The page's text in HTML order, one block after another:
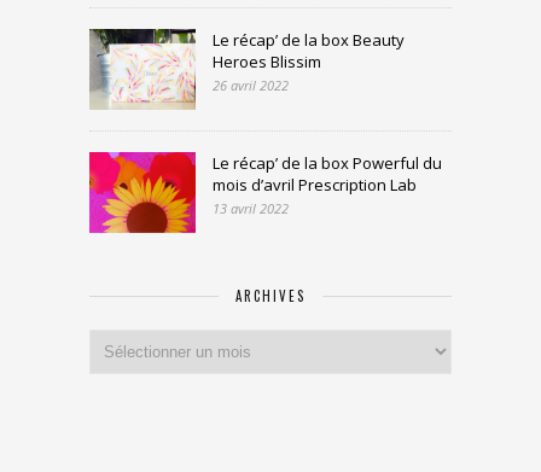
Le récap’ de la box Beauty
Heroes Blissim
26 avril 2022
Le récap’ de la box Powerful du
mois d’avril Prescription Lab
13 avril 2022
ARCHIVES